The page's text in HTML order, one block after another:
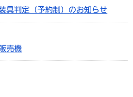
具判定（予約制）のお知らせ
売機